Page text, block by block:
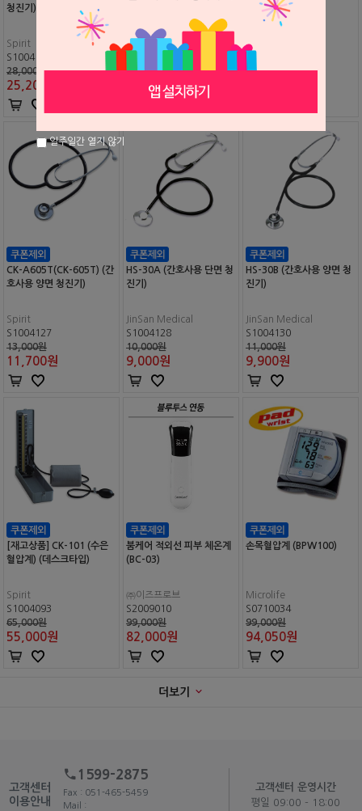
청진기)
Spirit
S1004131
28,000원
25,200
Spirit
S1004126
12,000원
10,800원
청진기)
Spirit
S1004132
13,000원
CK-A605T(CK-605T) (간
호사용 양면 청진기)
Spirit
S1004127
13,000원
11,700원
HS-30A (간호사용 단면 청
진기)
JinSan Medical
S1004128
10,000원
9,000원
HS-30B (간호사용 양면 청
진기)
JinSan Medical
S1004130
11,000원
9,900원
[재고상품] CK-101 (수은
혈압계) (데스크타입)
Spirit
S1004093
65,000원
55,000원
붐케어 적외선 피부 체온계
(BC-03)
㈜이즈프로브
S2009010
99,000원
82,000원
손목혈압계 (BPW100)
Microlife
S0710034
99,000원
94,050원
더보기
고객센터
이용안내
1599-2875
Fax : 051-465-5459
Mail :
고객센터 운영시간
평일 09:00 - 18:00
일주일간 열지 않기